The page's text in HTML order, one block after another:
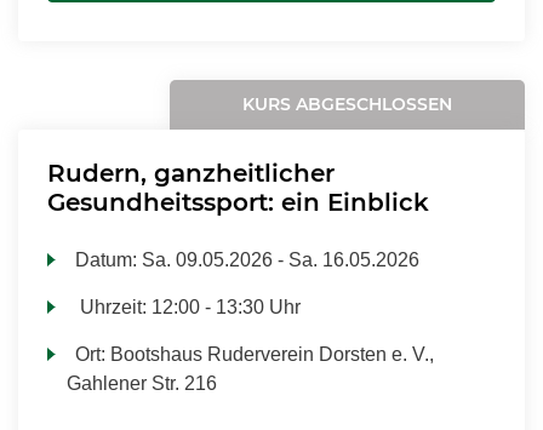
KURS ABGESCHLOSSEN
Rudern, ganzheitlicher
Gesundheitssport: ein Einblick
Datum: Sa. 09.05.2026 - Sa. 16.05.2026
Uhrzeit: 12:00 - 13:30 Uhr
Ort: Bootshaus Ruderverein Dorsten e. V.,
Gahlener Str. 216